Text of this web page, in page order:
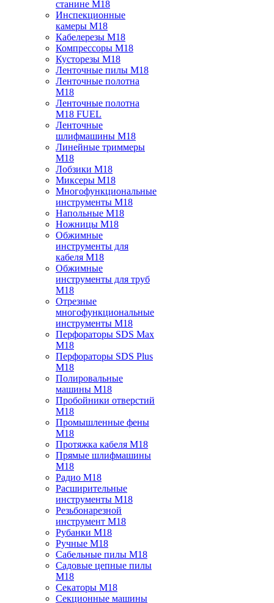
станине M18
Инспекционные
камеры M18
Кабелерезы M18
Компрессоры M18
Кусторезы M18
Ленточные пилы M18
Ленточные полотна
M18
Ленточные полотна
M18 FUEL
Ленточные
шлифмашины M18
Линейные триммеры
M18
Лобзики M18
Миксеры M18
Многофункциональные
инструменты M18
Напольные M18
Ножницы M18
Обжимные
инструменты для
кабеля M18
Обжимные
инструменты для труб
M18
Отрезные
многофункциональные
инструменты M18
Перфораторы SDS Max
M18
Перфораторы SDS Plus
M18
Полировальные
машины M18
Пробойники отверстий
M18
Промышленные фены
M18
Протяжка кабеля M18
Прямые шлифмашины
M18
Радио M18
Расширительные
инструменты M18
Резьбонарезной
инструмент M18
Рубанки M18
Ручные M18
Сабельные пилы M18
Садовые цепные пилы
M18
Секаторы M18
Секционные машины